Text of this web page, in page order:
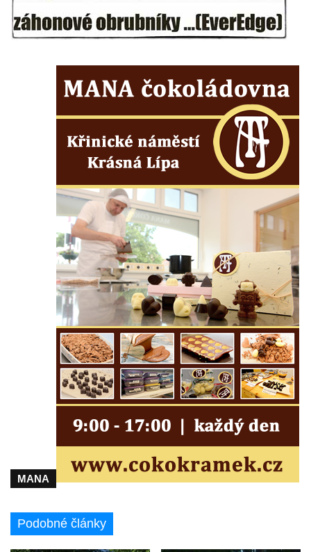
Pánův kříž v Broumovských stěnách
Kříž pod domem čp. 177 na Vlčí Hoře
Centrální kříž hřbitova Vlčí Hora
Kříž u domu čp. 128 na Vlčí Hoře
Kříž u domu čp. 79 v ulici Salmovská ve
Kříž naproti domu čp. 23 v ulici Salmovská
ve Velkém Šenově
Kříž u kostela svatého Jana Křtitele v
Teplicích
Údajný kříž u silnice č. 15 západně od
Želkovic pod horou Libeš
Kříž u silnice č. 15 západně od Želkovic
Kříž u silnice č. 15 jižně od Šepetel
Kříž západně od domu čp. 85 v ulici Na
Vilouni v Třebívlicích
Kříž na rozcestí naproti domu čp. 714 v
Lučanech nad Nisou
Kříž u kostela svatého Františka z Assisi v
Kříž u kostela svatého Jana Nepomuckého
ve Starých Křečanech
MANA
Podobné články